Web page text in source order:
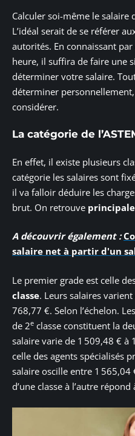
Calculer soi-même le salaire
L’idéal serait de se référer
autorités. En connaissant
heure, il suffira de faire une
déterminer votre salaire.
déterminer
considérer.
La catégorie de
En effet, il existe plusieurs
catégorie les salaires sont
il va falloir déduire les
brut. On retrouve
A découvrir également :
salaire net à partir d'un
Le premier grade est celle
classe. Leurs salaires
768,77 €. Selon l’échelon.
de 2e classe constituent la
salaire varie de 1 509,48 € à
celle des agents spécialisés
salaire oscille entre 1 565,04
d’une classe à l’autre